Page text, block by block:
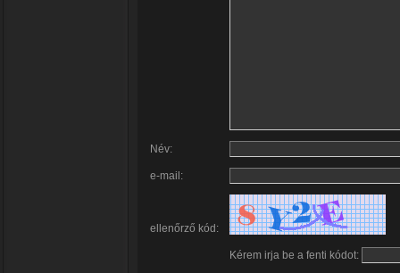
Név:
e-mail:
ellenőrző kód:
Kérem irja be a fenti kódot: